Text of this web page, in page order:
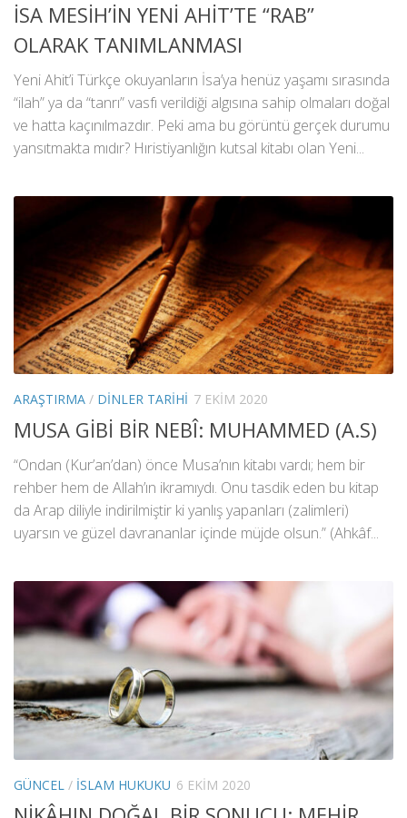
İSA MESİH’İN YENİ AHİT’TE “RAB”
OLARAK TANIMLANMASI
Yeni Ahit’i Türkçe okuyanların İsa’ya henüz yaşamı sırasında
“ilah” ya da “tanrı” vasfı verildiği algısına sahip olmaları doğal
ve hatta kaçınılmazdır. Peki ama bu görüntü gerçek durumu
yansıtmakta mıdır? Hıristiyanlığın kutsal kitabı olan Yeni...
ARAŞTIRMA / DINLER TARIHI 7 EKIM 2020
MUSA GİBİ BİR NEBÎ: MUHAMMED (A.S)
“Ondan (Kur’an’dan) önce Musa’nın kitabı vardı; hem bir
rehber hem de Allah’ın ikramıydı. Onu tasdik eden bu kitap
da Arap diliyle indirilmiştir ki yanlış yapanları (zalimleri)
uyarsın ve güzel davrananlar içinde müjde olsun.” (Ahkâf...
GÜNCEL / İSLAM HUKUKU 6 EKIM 2020